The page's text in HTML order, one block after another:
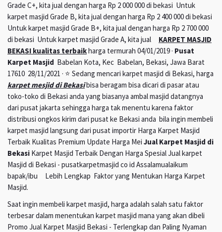
Grade C+, kita jual dengan harga Rp 2 000 000 di bekasi Untuk
karpet masjid Grade B, kita jual dengan harga Rp 2 400 000 di bekasi
Untuk karpet masjid Grade B+, kita jual dengan harga Rp 2 700 000
di bekasi Untuk karpet masjid Grade A, kita jual KARPET MASJID
BEKASI kualitas terbaikharga termurah 04/01/2019 · Pusat
Karpet Masjid Babelan Kota, Kec Babelan, Bekasi, Jawa Barat
17610 28/11/2021 · ⭐ Sedang mencari karpet masjid di Bekasi, harga
karpet mesjid di Bekasibisa beragam bisa dicari di pasar atau
toko-toko di Bekasi anda yang biasanya ambal masjid datangnya
dari pusat jakarta sehingga harga tak menentu karena faktor
distribusi ongkos kirim dari pusat ke Bekasi anda bila ingin membeli
karpet masjid langsung dari pusat importir Harga Karpet Masjid
Terbaik Kualitas Premium Update Harga Mei Jual Karpet Masjid di
Bekasi Karpet Masjid Terbaik Dengan Harga Spesial Jual karpet
Masjid di Bekasi - pusatkarpetmasjid co id Assalamualaikum
bapak/ibu Lebih Lengkap Faktor yang Mentukan Harga Karpet
Masjid.
Saat ingin membeli karpet masjid, harga adalah salah satu faktor
terbesar dalam menentukan karpet masjid mana yang akan dibeli
Promo Jual Karpet Masjid Bekasi - Terlengkap dan Paling Nyaman